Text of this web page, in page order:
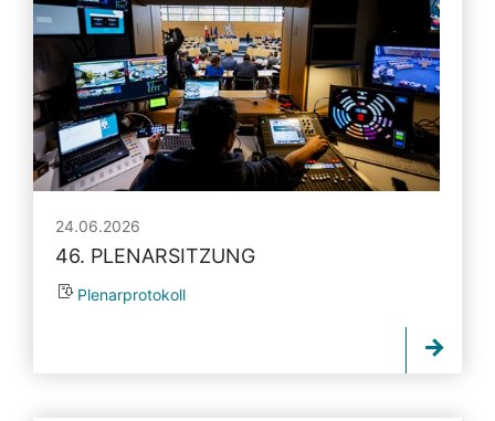
24.06.2026
46. PLENARSITZUNG
Plenarprotokoll